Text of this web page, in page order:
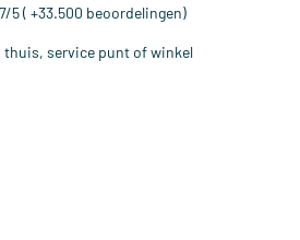
5 ( +33.500 beoordelingen)
thuis, service punt of winkel